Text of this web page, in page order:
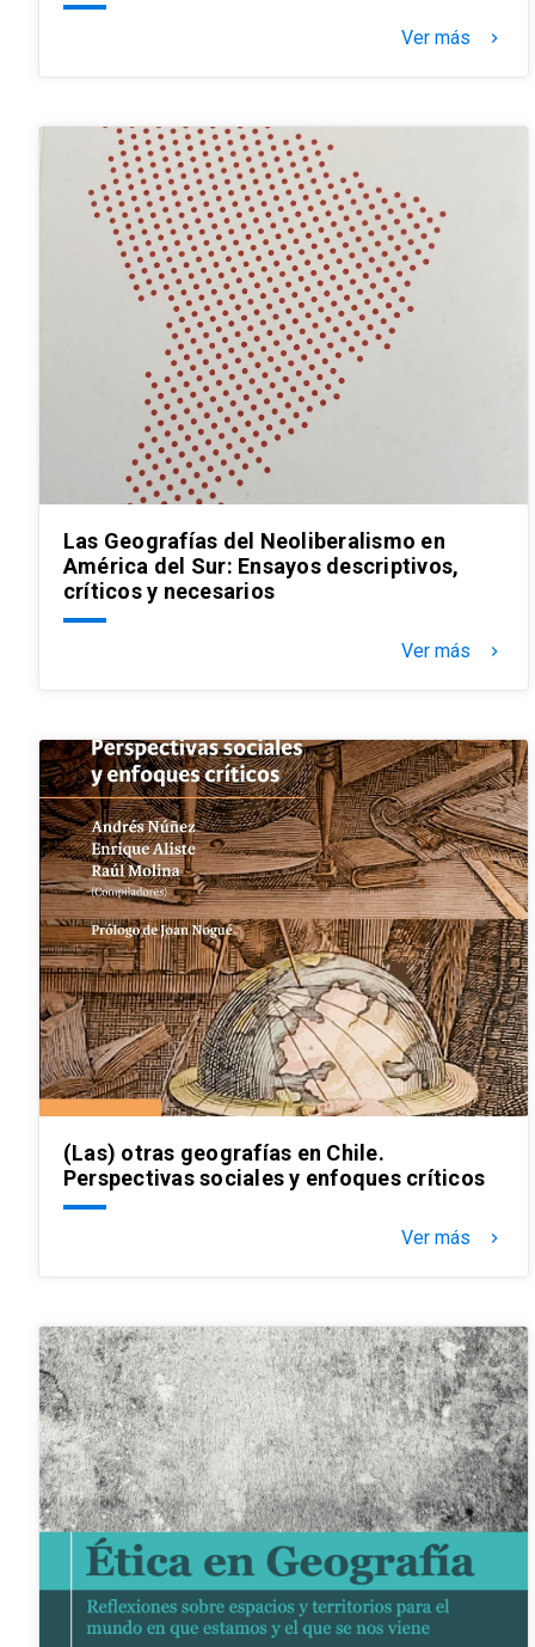
Ver más keyboard_arrow_right
Las Geografías del Neoliberalismo en
América del Sur: Ensayos descriptivos,
críticos y necesarios
Ver más keyboard_arrow_right
(Las) otras geografías en Chile.
Perspectivas sociales y enfoques críticos
Ver más keyboard_arrow_right